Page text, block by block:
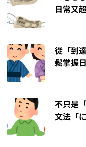
日常又
從「到
鬆掌握
不只是
文法「